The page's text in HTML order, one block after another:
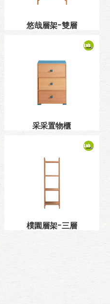
悠哉層架-雙層
采采置物櫃
樸園層架-三層